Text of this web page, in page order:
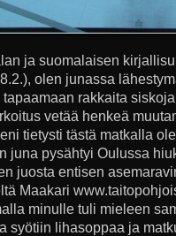
ja suomalaisen
olen junassa
rakkaita
vetää henkeä
tietysti tästä matkalla
juna pysähtyi Oulussa
juosta entisen
Maakari
minulle tuli mieleen
syötiin lihasoppaa ja